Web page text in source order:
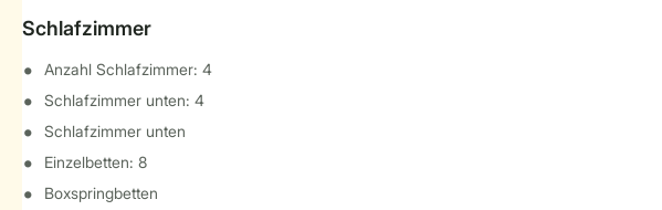
Schlafzimmer
Anzahl Schlafzimmer: 4
Schlafzimmer unten: 4
Schlafzimmer unten
Einzelbetten: 8
Boxspringbetten